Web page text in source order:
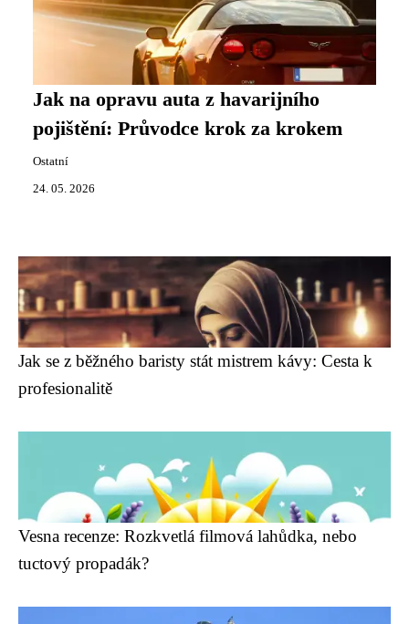
Jak na opravu auta z havarijního
pojištění: Průvodce krok za krokem
Ostatní
24. 05. 2026
Jak se z běžného baristy stát mistrem kávy: Cesta k
profesionalitě
Vesna recenze: Rozkvetlá filmová lahůdka, nebo
tuctový propadák?